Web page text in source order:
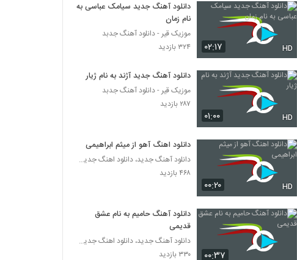
Zangi Aghoosh)
۲۶۱ بازدید
موزیک زیبای چتریات از آرش لرد
۳۸۵ بازدید
آهنگ افشین مرادیان بنام حالم بده
آهنگ دیوونگی از امیر خلیلی(پاپ)
۳۱۰ بازدید
امیر رضا صادقی آهنگ معجزه عشق
۲۷۷ بازدید
۰۲:۱۷ HD
دانلود آهنگ جدید سیامک عباسی به
نام زمان
موزیک قیر - دانلود آهنگ جدبد
۳۲۴ بازدید
۰۱:۰۰ HD
دانلود آهنگ جدید آژند به نام ژیار
موزیک قیر - دانلود آهنگ جدبد
۲۸۷ بازدید
۰۰:۲۰ HD
دانلود اهنگ آهو از میثم ابراهیمی
دانلود آهنگ جدید، دانلود اهنگ جدید ایرانی
۴۶۸ بازدید
۰۰:۳۷
دانلود آهنگ حامیم به نام عشق
قدیمی
دانلود آهنگ جدید، دانلود اهنگ جدید ایرانی
۳۳۰ بازدید